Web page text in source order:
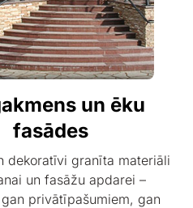
un ēku
fasādes
dekoratīvi granīta materiāli
un fasāžu apdarei –
privātīpašumiem, gan